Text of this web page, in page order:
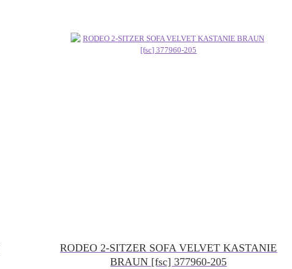
RODEO 2-SITZER SOFA VELVET KASTANIE
BRAUN [fsc] 377960-205